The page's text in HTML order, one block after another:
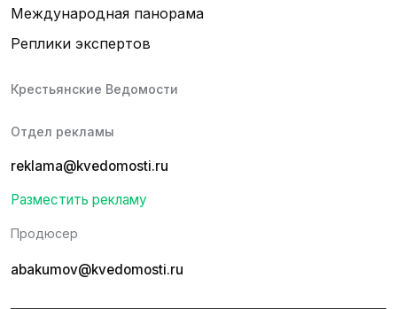
Международная панорама
Реплики экспертов
Крестьянские Ведомости
Отдел рекламы
reklama@kvedomosti.ru
Разместить рекламу
Продюсер
abakumov@kvedomosti.ru